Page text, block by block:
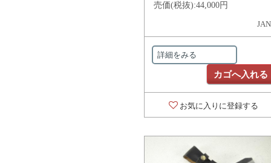
売価(税抜):44,000円
詳細をみる
カゴへ入れる
お気に入りに登録する